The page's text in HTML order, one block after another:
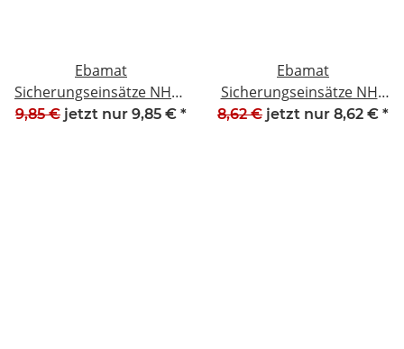
Ebamat
Sicherungseinsätze NH00
80A 500V 93494 NEU
9,85 € jetzt nur 9,85 € *
Ebamat
Sicherungseinsätze NH2
100A 500V 93162 NEU
8,62 € jetzt nur 8,62 € *